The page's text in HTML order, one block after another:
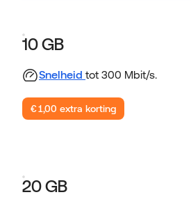
10 GB
Snelheid tot 300 Mbit/s.
€ 1,00 extra korting
20 GB